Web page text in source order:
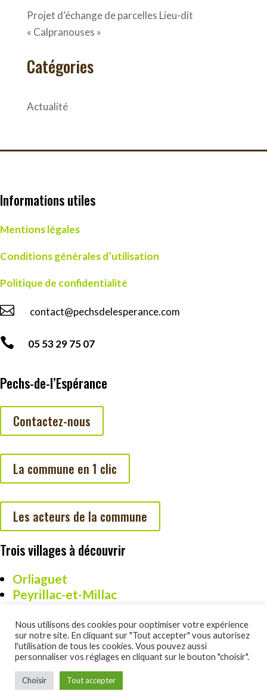
Projet d’échange de parcelles Lieu-dit
« Calpranouses »
Catégories
Actualité
Informations utiles
Mentions légales
Conditions générales d’utilisation
Politique de confidentialité
 contact@pechsdelesperance.com
 05 53 29 75 07
Pechs-de-l’Espérance
Contactez-nous
La commune en 1 clic
Les acteurs de la commune
Trois villages à découvrir
Orliaguet
Peyrillac-et-Millac
Un site réalisé par DSO Commucation :
Nous utilisons des cookies pour ooptimiser votre expérience
sur notre site. En cliquant sur "Tout accepter" vous autorisez
l'utilisation de tous les cookies. Vous pouvez aussi
personnaliser vos réglages en cliquant sur le bouton "choisir".
Choisir Tout accepter